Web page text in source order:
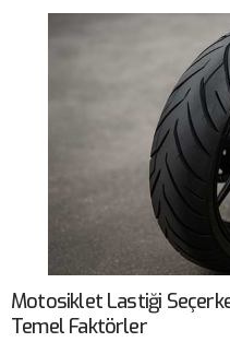
Motosiklet Lastiği
Temel Faktörler